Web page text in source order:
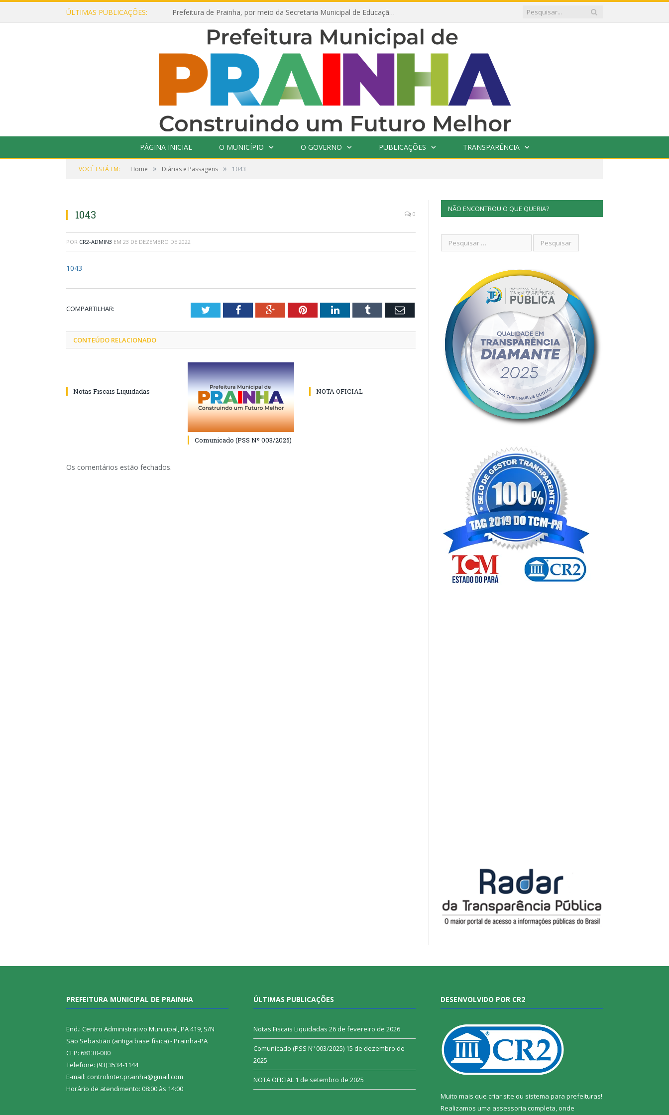
ÚLTIMAS PUBLICAÇÕES: Prefeitura de Prainha, por meio da Secretaria Municipal de Educação, abre 354 vagas na área da Educação para 2025 com processo seletivo simplificado
PÁGINA INICIAL O MUNICÍPIO O GOVERNO PUBLICAÇÕES TRANSPARÊNCIA
VOCÊ ESTÁ EM: Home » Diárias e Passagens » 1043
1043 0
POR CR2-ADMIN3 EM 23 DE DEZEMBRO DE 2022
1043
COMPARTILHAR: TwitterFacebookGoogle+PinterestLinkedInTumblr Email
CONTEÚDO RELACIONADO
Notas Fiscais Liquidadas
Comunicado (PSS Nº 003/2025)
NOTA OFICIAL
Os comentários estão fechados.
NÃO ENCONTROU O QUE QUERIA?
PREFEITURA MUNICIPAL DE PRAINHA
End.: Centro Administrativo Municipal, PA 419, S/N
São Sebastião (antiga base física) - Prainha-PA
CEP: 68130-000
Telefone: (93) 3534-1144
E-mail: controlinter.prainha@gmail.com
Horário de atendimento: 08:00 às 14:00
ÚLTIMAS PUBLICAÇÕES
Notas Fiscais Liquidadas 26 de fevereiro de 2026
Comunicado (PSS Nº 003/2025) 15 de dezembro de
2025
NOTA OFICIAL 1 de setembro de 2025
DESENVOLVIDO POR CR2
Muito mais que criar site ou sistema para prefeituras!
Realizamos uma assessoria completa, onde